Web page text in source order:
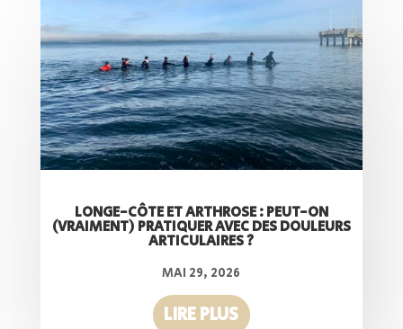
LONGE-CÔTE ET ARTHROSE : PEUT-ON
(VRAIMENT) PRATIQUER AVEC DES DOULEURS
ARTICULAIRES ?
MAI 29, 2026
LIRE PLUS